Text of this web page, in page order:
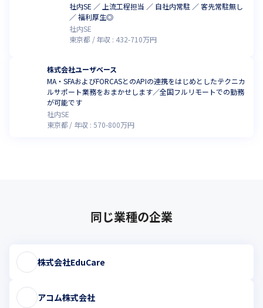
社内SE ／ 上流工程担当 ／ 自社内常駐 ／ 客先常駐無し
／ 福利厚生◎
社内SE
東京都
年収 : 432-710万円
株式会社ユーザベース
MA・SFAおよびFORCASとのAPIの連携をはじめとしたテクニカ
ルサポート業務をおまかせします／全国フルリモートでの勤務
が可能です
社内SE
東京都
年収 : 570-800万円
同じ業種の企業
株式会社EduCare
アコム株式会社